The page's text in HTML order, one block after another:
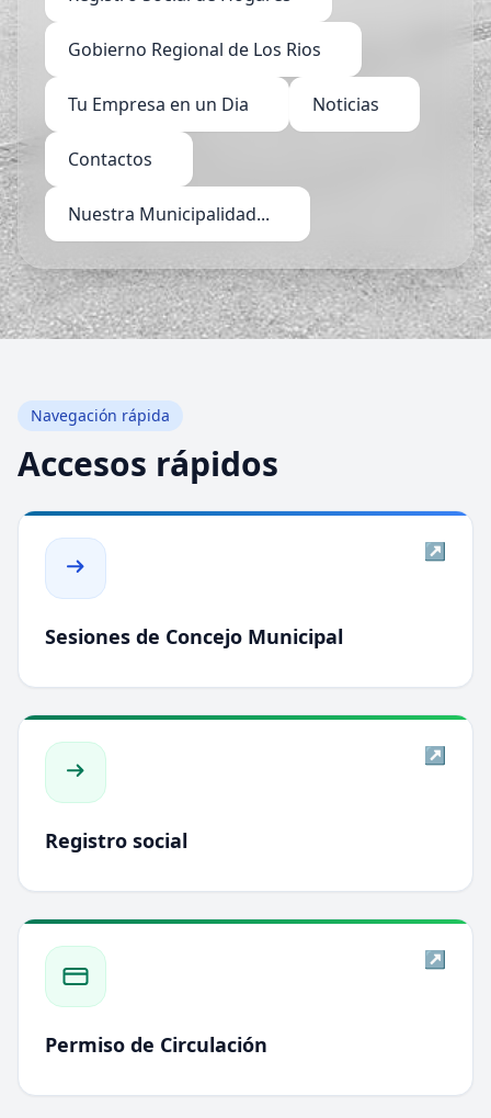
Gobierno Regional de Los Rios
Tu Empresa en un Dia Noticias
Contactos
Nuestra Municipalidad...
Navegación rápida
Accesos rápidos
↗
Sesiones de Concejo Municipal
↗
Registro social
↗
Permiso de Circulación